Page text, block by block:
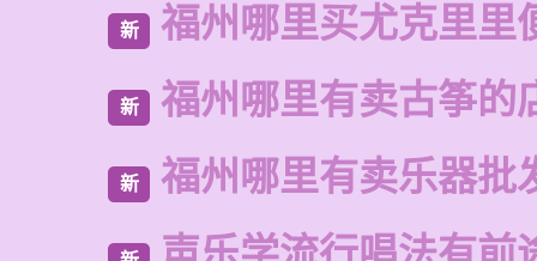
新 福州哪里买尤克里里
新 福州哪里有卖古筝的
新 福州哪里有卖乐器批